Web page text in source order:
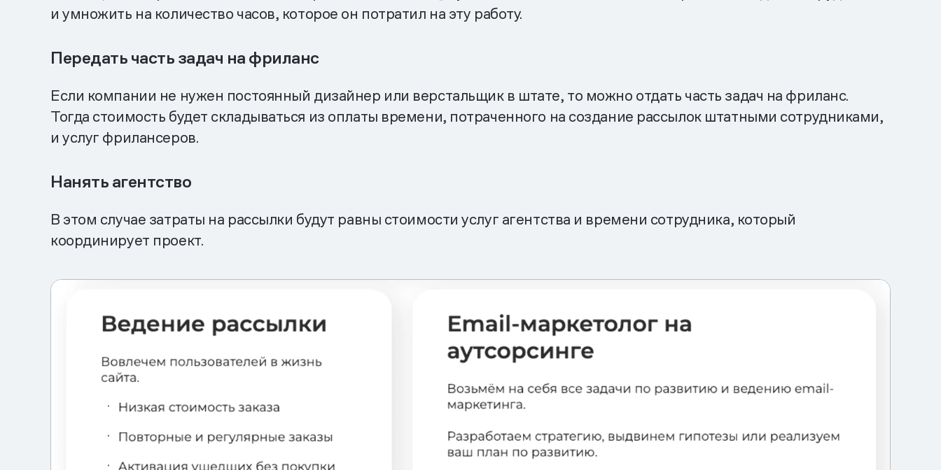
и умножить на количество часов, которое он потратил на эту работу.
Передать часть задач на фриланс
Если компании не нужен постоянный дизайнер или верстальщик в штате, то можно отдать часть задач на фриланс.
Тогда стоимость будет складываться из оплаты времени, потраченного на создание рассылок штатными сотрудниками,
и услуг фрилансеров.
Нанять агентство
В этом случае затраты на рассылки будут равны стоимости услуг агентства и времени сотрудника, который
координирует проект.